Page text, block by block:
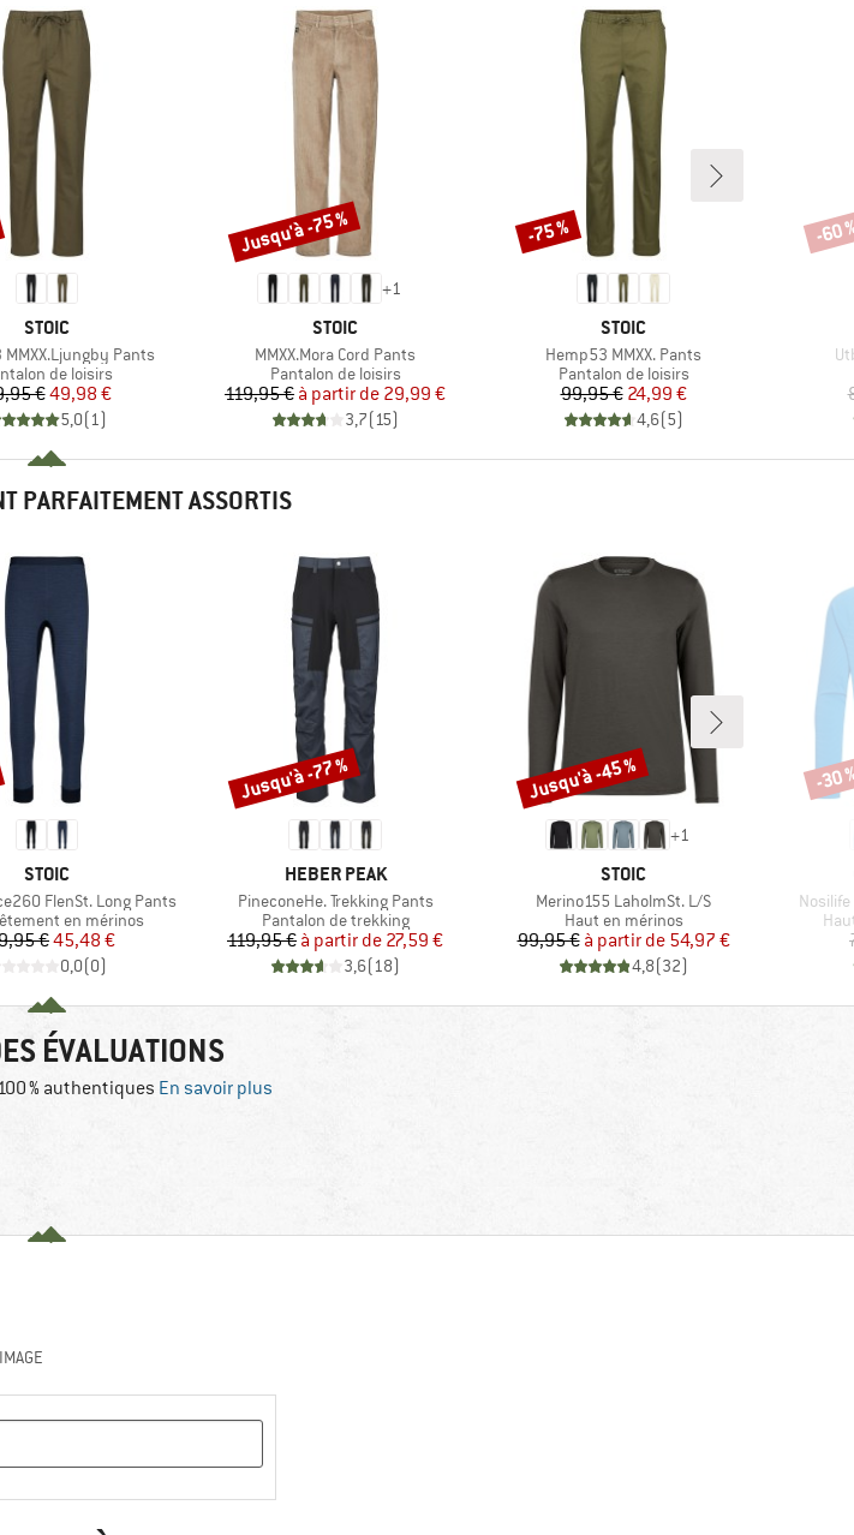
MARQUE
STOIC
Pants
group
de loisirs
Prix
€Prix réduit
49,98 €
5,0( 1)
+1
MARQUE
STOIC
Article
MMXX.Mora Cord Pants
Product group
Pantalon de loisirs
Prix
119,95 € Prix réduit
à partir de 29,99 €
3,7( 15)
Remise
Jusqu'à -75 %
MARQUE
STOIC
Article
Hemp53 MMXX. Pants
Product group
Pantalon de loisirs
Prix
99,95 €Prix réduit
24,99 €
4,6(5)
Remise
-75 % -60
PARFAITEMENT ASSORTIS
MARQUE
STOIC
FlenSt. Long Pants
group en mérinos
Prix
€Prix réduit
45,48 €
0,0(0)
MARQUE
HEBER PEAK
Article
PineconeHe. Trekking Pants
Product group
Pantalon de trekking
Prix
119,95 € Prix réduit
à partir de 27,59 €
3,6( 18)
Remise
Jusqu'à -77 %
+1
MARQUE
STOIC
Article
Merino155 LaholmSt. L/S
Product group
Haut en mérinos
Prix
99,95 € Prix réduit
à partir de 54,97 €
4,8(32)
Remise
Jusqu'à -45 %
Article
-30
ÉVALUATIONS
% authentiques En savoir plus